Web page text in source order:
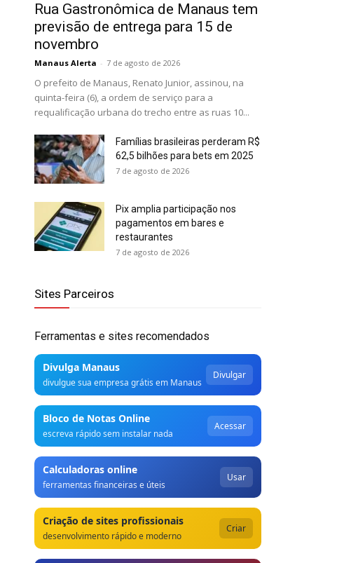
Rua Gastronômica de Manaus tem
previsão de entrega para 15 de
novembro
Manaus Alerta - 7 de agosto de 2026
O prefeito de Manaus, Renato Junior, assinou, na
quinta-feira (6), a ordem de serviço para a
requalificação urbana do trecho entre as ruas 10...
Famílias brasileiras perderam R$
62,5 bilhões para bets em 2025
7 de agosto de 2026
Pix amplia participação nos
pagamentos em bares e
restaurantes
7 de agosto de 2026
Sites Parceiros
Ferramentas e sites recomendados
Divulga Manaus
divulgue sua empresa grátis em Manaus
Divulgar
Bloco de Notas Online
escreva rápido sem instalar nada
Acessar
Calculadoras online
ferramentas financeiras e úteis
Usar
Criação de sites profissionais
desenvolvimento rápido e moderno
Criar